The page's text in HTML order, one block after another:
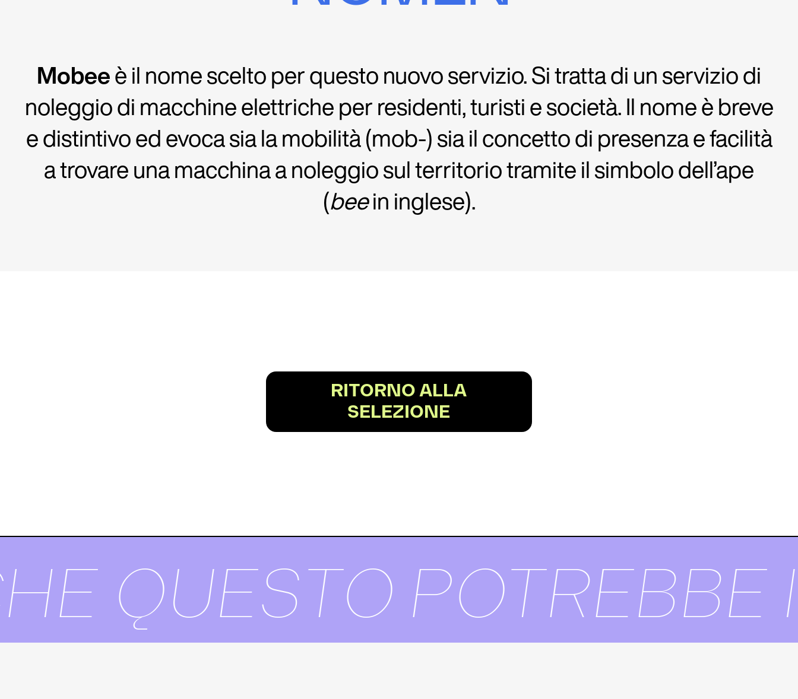
Mobeeè il nome scelto per questo nuovo servizio. Si tratta di un servizio di
noleggio di macchine elettriche per residenti, turisti e società. Il nome è breve
e distintivo ed evoca sia la mobilità (mob-) sia il concetto di presenza e facilità
a trovare una macchina a noleggio sul territorio tramite il simbolo dell’ape
(beein inglese).
RITORNO ALLA
SELEZIONE
QUESTO POTREBBE